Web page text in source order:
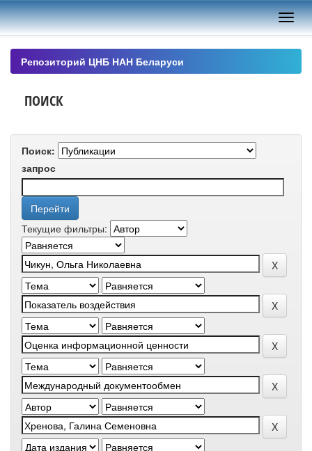
Skip
navigation
Репозиторий ЦНБ НАН Беларуси
ПОИСК
Поиск:
запрос
Текущие фильтры: